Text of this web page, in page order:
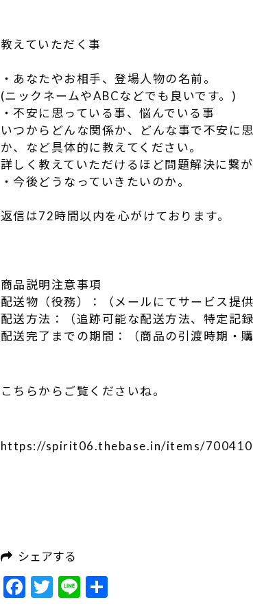
教えていただく事
・あなたやお相手、登場人物の名前。
(ニックネームやABCなどでも良いです。)
・不安に思っている事、悩んでいる事
いつからどんな関係か、どんな事で不安に
か、など具体的に教えてください。
詳しく教えていただけるほど問題解決に繋が
・今後どうなっていきたいのか。
返信は72時間以内を心がけております。
商品説明注意事項
配送物（役務）：（メールにてサービス提供
配送方法：（追跡可能な配送方法、特定記
配送完了までの期間：（商品の引渡時期・
こちらからご覧くださいね。
https://spirit06.thebase.in/items/
シェアする
Facebook
Twitter
Line共